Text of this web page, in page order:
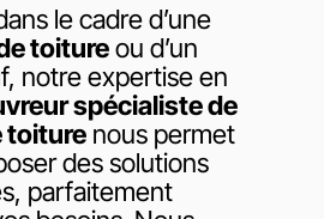
le cadre d’une
toitureou d’un
notre expertise en
spécialiste de
toiture nous permet
des solutions
parfaitement